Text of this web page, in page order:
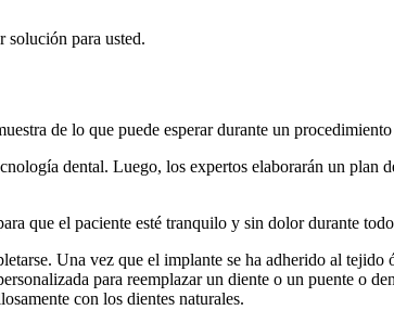
solución para usted.
de lo que puede esperar durante un
dental. Luego, los expertos elaborarán un plan
que el paciente esté tranquilo y sin dolor durante
Una vez que el implante se ha adherido al tejido
para reemplazar un diente o un puente o
con los dientes naturales.